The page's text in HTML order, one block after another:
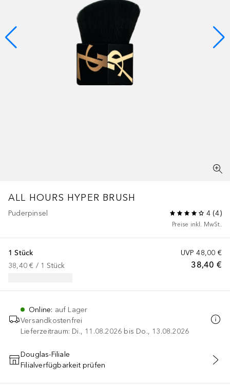
ALL HOURS HYPER BRUSH
Puderpinsel 4 (4)
Preise inkl. MwSt.
UVP 48,00 €
38,40 €
1 Stück
38,40 € / 1 Stück
Online: auf Lager
Versandkostenfrei
Lieferzeitraum: Di., 11.08.2026 bis Do., 13.08.2026
IN DEN WARENKORB
Douglas-Filiale
Filialverfügbarkeit prüfen